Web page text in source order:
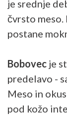
je srednje
čvrsto
postane
Bobovec je
predelavo -
Meso in
pod kožo